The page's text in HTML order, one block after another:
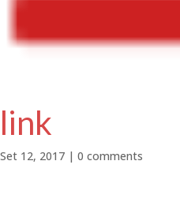
link
Set 12, 2017 | 0 comments